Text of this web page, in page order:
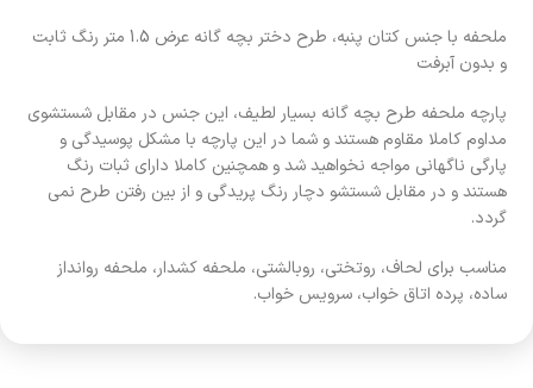
ملحفه با جنس کتان پنبه، طرح دختر بچه گانه عرض 1.5 متر رنگ ثابت
و بدون آبرفت
پارچه ملحفه طرح بچه گانه بسیار لطیف، این جنس در مقابل شستشوی
مداوم کاملا مقاوم هستند و شما در این پارچه با مشکل پوسیدگی و
پارگی ناگهانی مواجه نخواهید شد و همچنین کاملا دارای ثبات رنگ
هستند و در مقابل شستشو دچار رنگ پریدگی و از بین رفتن طرح نمی
گردد.
مناسب برای لحاف، روتختی، روبالشتی، ملحفه کشدار، ملحفه روانداز
ساده، پرده اتاق خواب، سرویس خواب.